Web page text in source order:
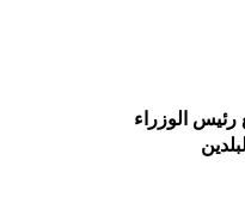
الوزراء